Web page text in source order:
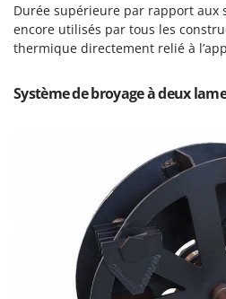
Durée supérieure par rapport aux
encore utilisés par tous les
thermique directement relié à
Système de broyage à deux